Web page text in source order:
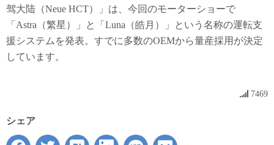
驾大陆（Neue HCT）」は、今回のモーターショーで
「Astra（繁星）」と「Luna（皓月）」という名称の運転支
援システムを発表。すでに多数のOEMから量産採用が決定
しています。
7469
シェア